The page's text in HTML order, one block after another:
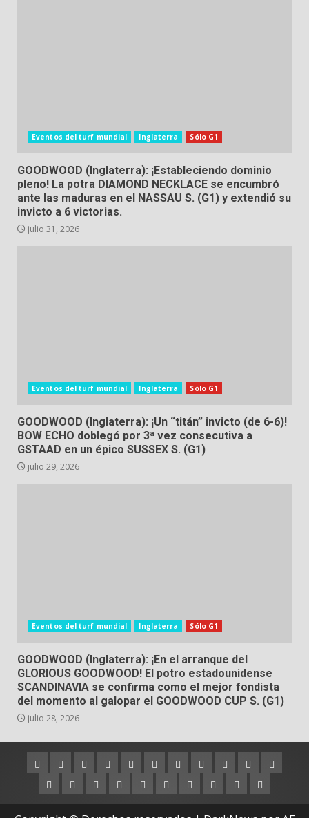
Eventos del turf mundial Inglaterra Sólo G1
GOODWOOD (Inglaterra): ¡Estableciendo dominio
pleno! La potra DIAMOND NECKLACE se encumbró
ante las maduras en el NASSAU S. (G1) y extendió su
invicto a 6 victorias.
julio 31, 2026
Eventos del turf mundial Inglaterra Sólo G1
GOODWOOD (Inglaterra): ¡Un “titán” invicto (de 6-6)!
BOW ECHO doblegó por 3ª vez consecutiva a
GSTAAD en un épico SUSSEX S. (G1)
julio 29, 2026
Eventos del turf mundial Inglaterra Sólo G1
GOODWOOD (Inglaterra): ¡En el arranque del
GLORIOUS GOODWOOD! El potro estadounidense
SCANDINAVIA se confirma como el mejor fondista
del momento al galopar el GOODWOOD CUP S. (G1)
julio 28, 2026
Argentina
AustraliaBrasilChileDubaiEstados
Unidos
Hong
Kong
Inglaterra
IrlandaJapónNueva
PanamáPerú
Puerto
Rico
QatarSingapurSuráfricaUruguayVenezuelaHipódromos
(Dubai)